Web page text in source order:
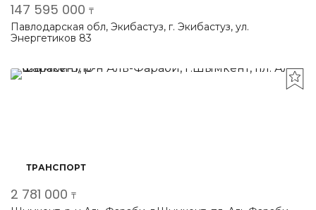
147 595 000 ₸
Павлодарская обл, Экибастуз, г. Экибастуз, ул.
Энергетиков 83
ТРАНСПОРТ
2 781 000 ₸